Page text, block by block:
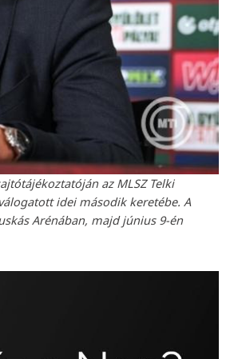
az MLSZ Telki
idei második keretébe. A
Arénában, majd június 9-én